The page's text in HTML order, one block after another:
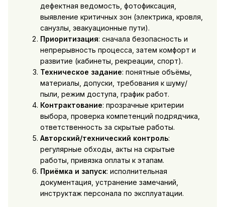
дефектная ведомость, фотофиксация,
выявление критичных зон (электрика, кровля,
санузлы, эвакуационные пути).
Приоритизация: сначала безопасность и
непрерывность процесса, затем комфорт и
развитие (кабинеты, рекреации, спорт).
Техническое задание: понятные объёмы,
материалы, допуски, требования к шуму/
пыли, режим доступа, график работ.
Контрактование: прозрачные критерии
выбора, проверка компетенций подрядчика,
ответственность за скрытые работы.
Авторский/технический контроль:
регулярные обходы, акты на скрытые
работы, привязка оплаты к этапам.
Приёмка и запуск: исполнительная
документация, устранение замечаний,
инструктаж персонала по эксплуатации.